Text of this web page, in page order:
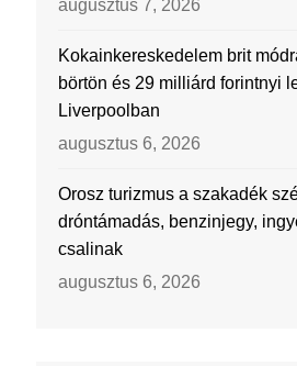
augusztus 7, 2026
Kokainkereskedelem brit
börtön és 29 milliárd forintnyi
Liverpoolban
augusztus 6, 2026
Orosz turizmus a szakadék
dróntámadás, benzinjegy,
csalinak
augusztus 6, 2026